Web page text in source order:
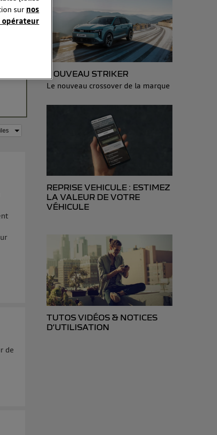
!
de
NOUVEAU STRIKER
Le nouveau crossover de la marque
REPRISE VEHICULE : ESTIMEZ
LA VALEUR DE VOTRE
VÉHICULE
TUTOS VIDÉOS & NOTICES
D’UTILISATION
sur nos
opérateur
en
IP
même
du foyer ayant
du mobile.